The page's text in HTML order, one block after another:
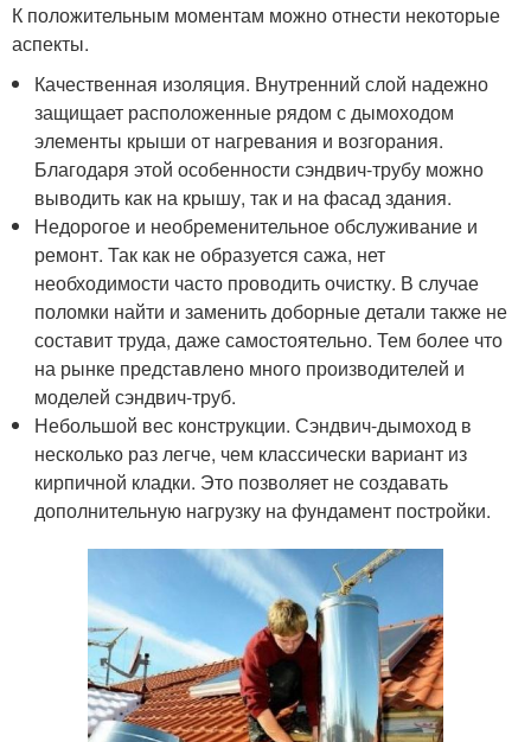
К положительным моментам можно отнести некоторые
аспекты.
Качественная изоляция. Внутренний слой надежно
защищает расположенные рядом с дымоходом
элементы крыши от нагревания и возгорания.
Благодаря этой особенности сэндвич-трубу можно
выводить как на крышу, так и на фасад здания.
Недорогое и необременительное обслуживание и
ремонт. Так как не образуется сажа, нет
необходимости часто проводить очистку. В случае
поломки найти и заменить доборные детали также не
составит труда, даже самостоятельно. Тем более что
на рынке представлено много производителей и
моделей сэндвич-труб.
Небольшой вес конструкции. Сэндвич-дымоход в
несколько раз легче, чем классически вариант из
кирпичной кладки. Это позволяет не создавать
дополнительную нагрузку на фундамент постройки.